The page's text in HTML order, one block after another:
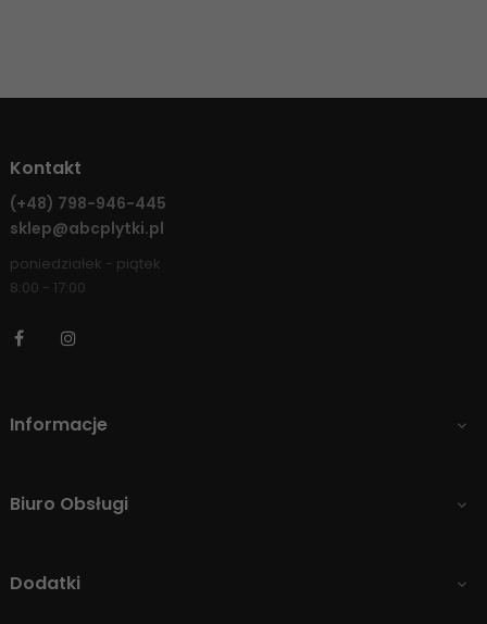
Kontakt
(+48) 798-946-445
sklep@abcplytki.pl
poniedziałek - piątek
8:00 - 17:00
Facebook
Informacje 
Biuro Obsługi 
Dodatki 